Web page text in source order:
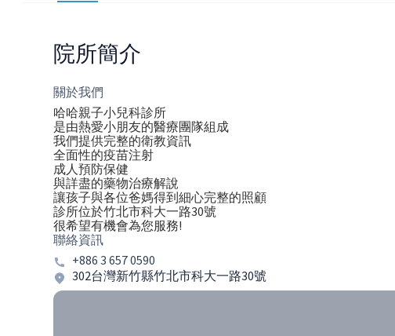
院所簡介
關於我們
哈哈親子小兒科診所
是由熱愛小朋友的醫療團隊組成
我們提供完整的衛教資訊
全面性的疫苗注射
成人預防保健
與詳盡的藥物治療解說
讓孩子與各位爸媽得到細心完整的照顧
診所位於竹北市科大一路30號
很希望有機會為您服務!
聯絡資訊
+886 3 657 0590
302台灣新竹縣竹北市科大一路30號